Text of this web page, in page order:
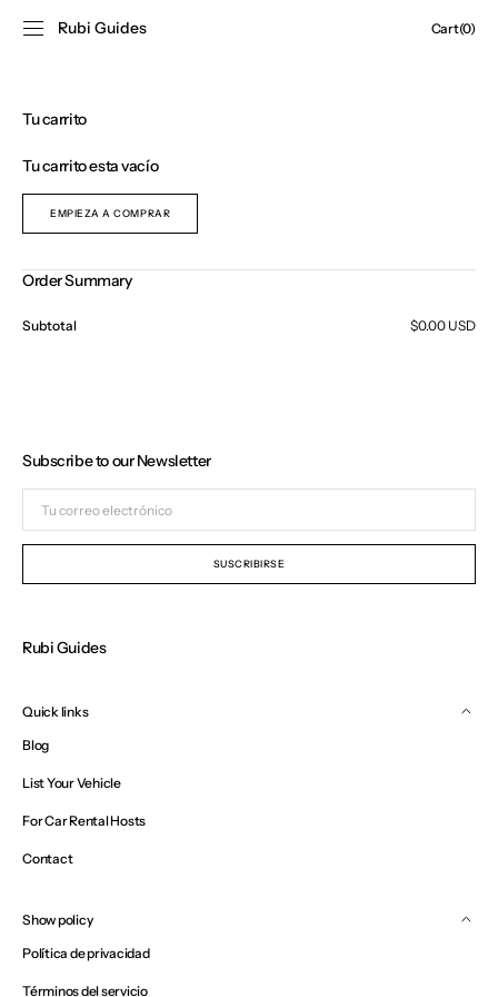
AL CONTENIDO
Rubi Guides Cart
Carrito
(0)
Tu carrito
Tu carrito esta vacío
EMPIEZA A COMPRAR
Order Summary
Subtotal $0.00 USD
Rubi Guides
Quick links
Blog
List Your Vehicle
For Car Rental Hosts
Contact
Show policy
Política de privacidad
Términos del servicio
Subscribe to our Newsletter
correo
electrónico
SUSCRIBIRSE